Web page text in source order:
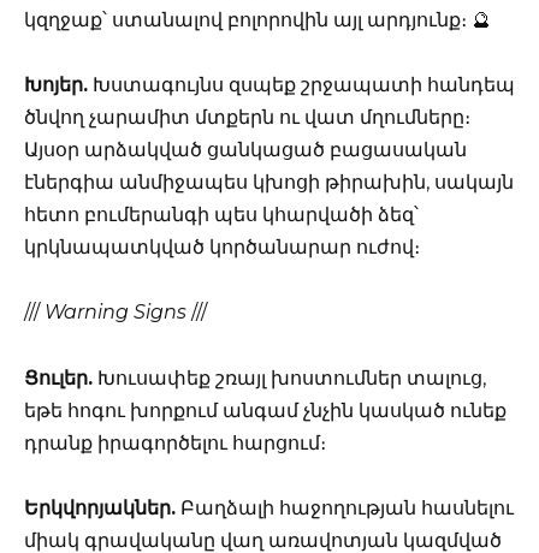
կզղջաք՝ ստանալով բոլորովին այլ արդյունք։ 🔮
Խոյեր. Խստագույնս զսպեք շրջապատի հանդեպ
ծնվող չարամիտ մտքերն ու վատ մղումները։
Այսօր արձակված ցանկացած բացասական
էներգիա անմիջապես կխոցի թիրախին, սակայն
հետո բումերանգի պես կհարվածի ձեզ՝
կրկնապատկված կործանարար ուժով։
/// Warning Signs ///
Ցուլեր. Խուսափեք շռայլ խոստումներ տալուց,
եթե հոգու խորքում անգամ չնչին կասկած ունեք
դրանք իրագործելու հարցում։
Երկվորյակներ. Բաղձալի հաջողության հասնելու
միակ գրավականը վաղ առավոտյան կազմված